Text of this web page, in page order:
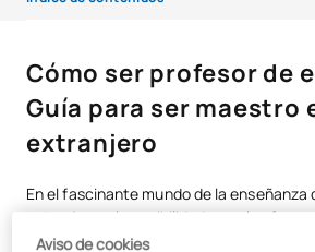
extranjero
Requisitos generales para ser profesor de
Cómo trabajar como profesor de español en el
Cómo ser profesor de español online
Conclusión
Cómo ser profesor de
Guía para ser maestro
extranjero
En el fascinante mundo de la enseñanza
extranjeros, la posibilidad no solo ofrece
gratificante, sino también la oportunidad
Aviso de cookies